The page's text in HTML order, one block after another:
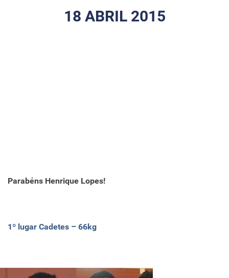
18 ABRIL 2015
Parabéns Henrique Lopes!
1º lugar Cadetes – 66kg